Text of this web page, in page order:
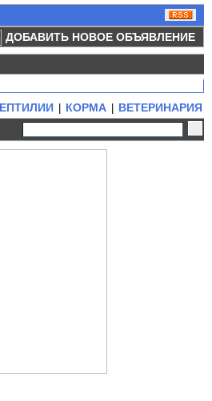
ДОБАВИТЬ НОВОЕ ОБЪЯВЛЕНИЕ
КОРМА
ВЕТЕРИНАРИЯ